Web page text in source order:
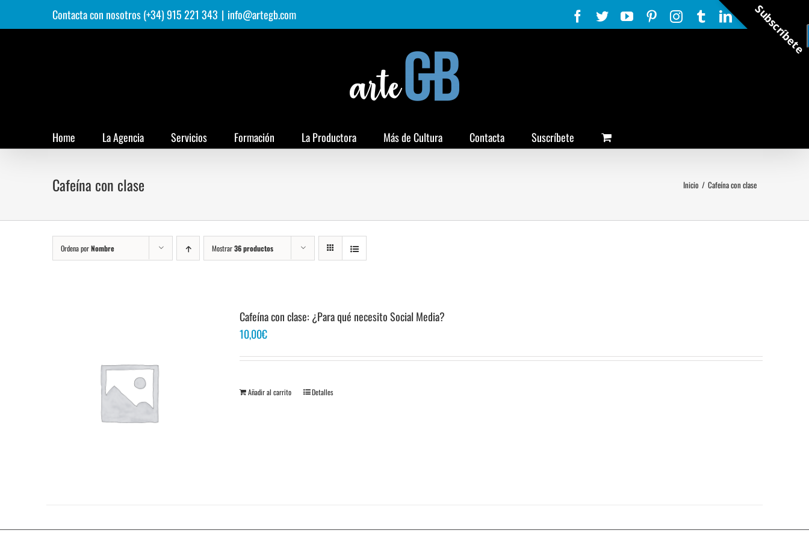
al
Contacta con nosotros (+34) 915 221 343 | info@artegb.com Facebook
TwitterYouTubePinterestInstagram
TumblrLinkedIn
Rss
Home La Agencia Servicios Formación La Productora Más de Cultura Contacta Suscríbete
Cafeína con clase Inicio / Cafeína con clase
Ordena porNombre Mostrar36 productos
Cafeína con clase: ¿Para qué necesito Social Media?
10,00€
Añadir al carrito Detalles
Subscríbete